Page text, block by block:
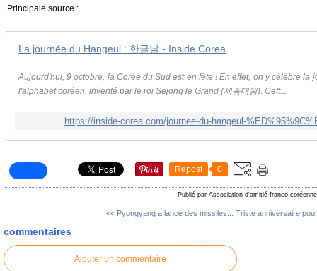
Principale source :
La journée du Hangeul : 한글날 - Inside Corea
Aujourd'hui, 9 octobre, la Corée du Sud est en fête ! En effet, on y célèbre la
l'alphabet coréen, inventé par le roi Sejong le Grand (세종대왕). Cett...
https://inside-corea.com/journee-du-hangeul-
Repost 0
Publié par Association d'amitié franco-coréenne
<< Pyongyang a lancé des missiles... Triste anniversaire
commentaires
Ajouter un commentaire